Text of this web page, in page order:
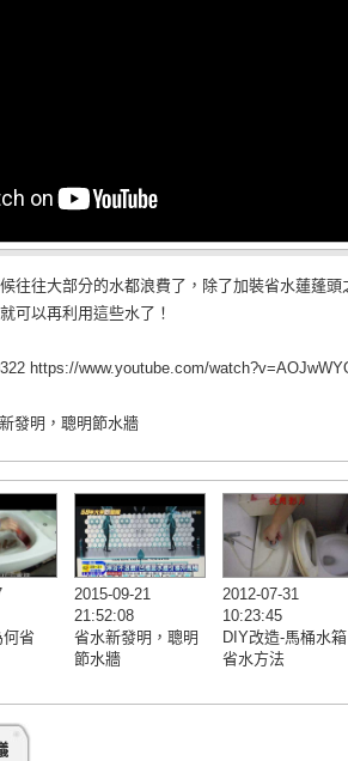
往往大部分的水都浪費了，除了加裝省水蓮蓬
可以再利用這些水了！
https://www.youtube.com/
發明，聰明節水牆
省
2015-09-21
21:52:08
省水新發明，聰明
節水牆
2012-07-31
10:23:45
DIY改造-馬桶水箱
省水方法